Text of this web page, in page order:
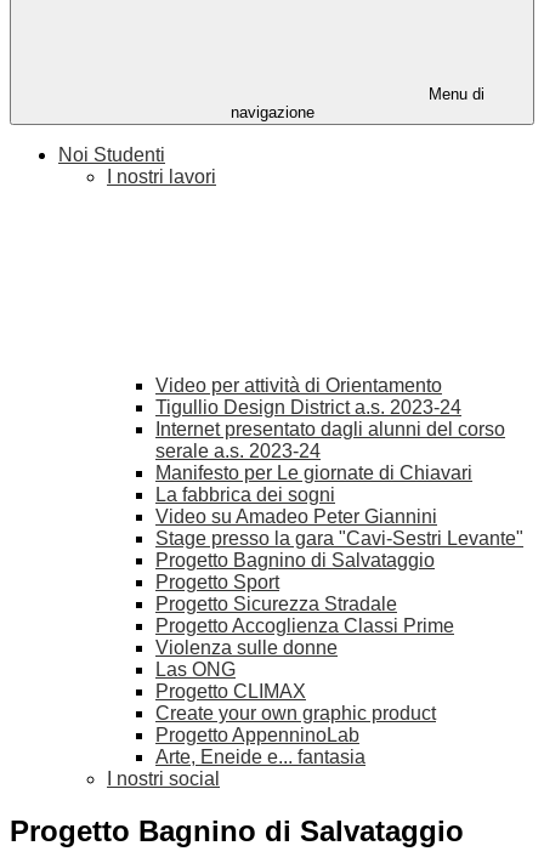
Menu di
navigazione
Noi Studenti
I nostri lavori
Video per attività di Orientamento
Tigullio Design District a.s. 2023-24
Internet presentato dagli alunni del corso
serale a.s. 2023-24
Manifesto per Le giornate di Chiavari
La fabbrica dei sogni
Video su Amadeo Peter Giannini
Stage presso la gara "Cavi-Sestri Levante"
Progetto Bagnino di Salvataggio
Progetto Sport
Progetto Sicurezza Stradale
Progetto Accoglienza Classi Prime
Violenza sulle donne
Las ONG
Progetto CLIMAX
Create your own graphic product
Progetto AppenninoLab
Arte, Eneide e... fantasia
I nostri social
Progetto Bagnino di Salvataggio